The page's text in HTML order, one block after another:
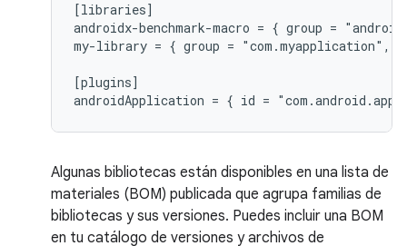
[libraries]
androidx-benchmark-macro = { group =
my-library = { group =
[plugins]
Algunas bibliotecas están disponibles en una lista de
materiales (BOM) publicada que agrupa familias de
bibliotecas y sus versiones. Puedes incluir una BOM
en tu catálogo de versiones y archivos de